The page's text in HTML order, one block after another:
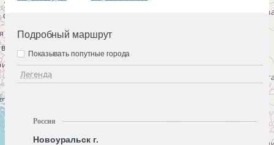
Подробный маршрут
Легенда
Показывать попутные города
Россия
Новоуральск г.